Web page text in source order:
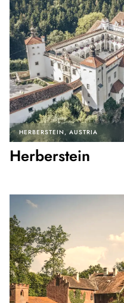
HERBERSTEIN AUSTRIA
Herberstein